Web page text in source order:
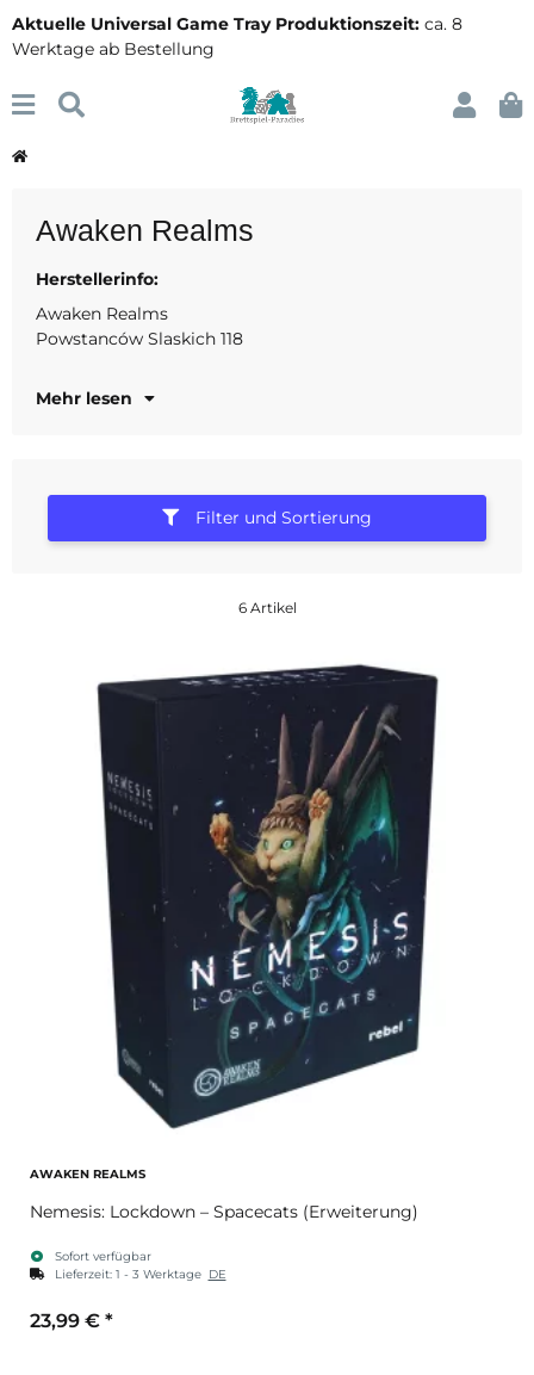
Aktuelle Universal Game Tray Produktionszeit: ca. 8
Werktage ab Bestellung
Awaken Realms
Herstellerinfo:
Awaken Realms
Powstanców Slaskich 118
Mehr lesen
Filter und Sortierung
6 Artikel
AWAKEN REALMS
Nemesis: Lockdown – Spacecats (Erweiterung)
Sofort verfügbar
Lieferzeit: 1 - 3 Werktage DE
23,99 € *